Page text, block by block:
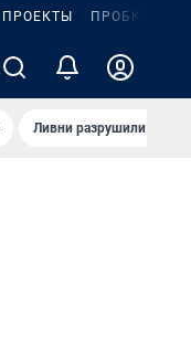
ПРОЕКТЫ ПРОБКИ
Ливни разрушили